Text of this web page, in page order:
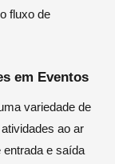
fluxo de
em Eventos
variedade de
ao ar
entrada e saída